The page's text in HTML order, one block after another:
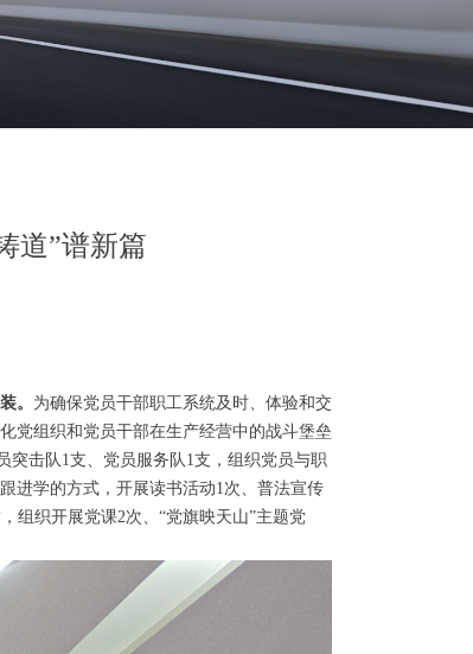
道”谱新篇
。 为确保党员干部职工系统及时、体验和交
党组织和党员干部在生产经营中的战斗堡垒
突击队1支、党员服务队1支，组织党员与职
进学的方式，开展读书活动1次、普法宣传
组织开展党课2次、“党旗映天山”主题党